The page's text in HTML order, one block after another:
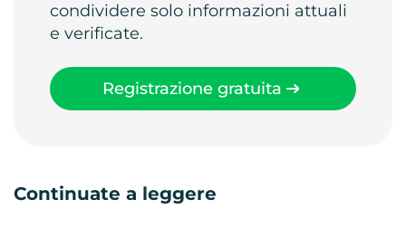
condividere solo informazioni attuali
e verificate.
Registrazione gratuita
Continuate a leggere